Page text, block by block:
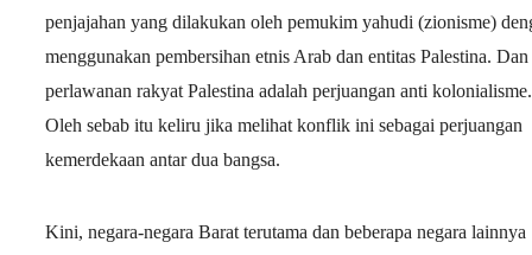
penjajahan yang dilakukan oleh pemukim yahudi (zionisme)
menggunakan pembersihan etnis Arab dan entitas Palestina. Dan
perlawanan rakyat Palestina adalah perjuangan anti kolonialisme.
Oleh sebab itu keliru jika melihat konflik ini sebagai perjuangan
kemerdekaan antar dua bangsa.
Kini, negara-negara Barat terutama dan beberapa negara lainnya